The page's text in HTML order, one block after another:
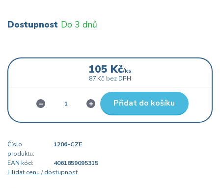
Dostupnost Do 3 dnů
105 Kč/ks
87 Kč bez DPH
Přidat do košíku
Číslo
produktu:
1206-CZE
EAN kód:
4061859095315
Hlídat cenu / dostupnost